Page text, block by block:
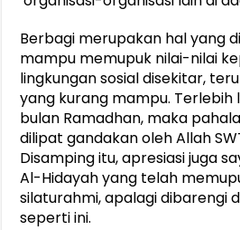
Berbagi merupakan hal yang
mampu memupuk nilai-nilai
lingkungan sosial disekitar,
yang kurang mampu. Terlebih
bulan Ramadhan, maka
dilipat gandakan oleh Allah
Disamping itu, apresiasi juga
Al-Hidayah yang telah
silaturahmi, apalagi dibarengi
seperti ini.